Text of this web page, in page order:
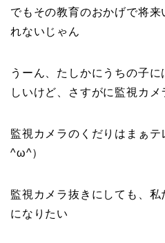
でもその教育のおかげで将
れないじゃん
うーん、たしかにうちの子
しいけど、さすがに監視カメ
監視カメラのくだりはまぁテ
^ω^）
監視カメラ抜きにしても、
になりたい